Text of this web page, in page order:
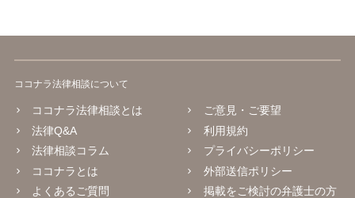
ココナラ法律相談について
ココナラ法律相談とは
法律Q&A
法律相談コラム
ココナラとは
よくあるご質問
ご意見・ご要望
利用規約
プライバシーポリシー
外部送信ポリシー
掲載をご検討の弁護士の方